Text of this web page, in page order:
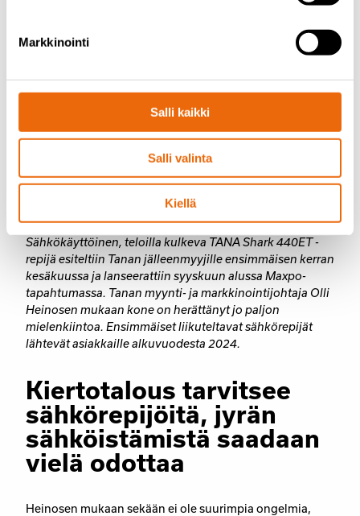
Markkinointi
Salli kaikki
Salli valinta
Kiellä
Sähkökäyttöinen, teloilla kulkeva TANA Shark 440ET -
repijä esiteltiin Tanan jälleenmyyjille ensimmäisen kerran
kesäkuussa ja lanseerattiin syyskuun alussa Maxpo-
tapahtumassa. Tanan myynti- ja markkinointijohtaja Olli
Heinosen mukaan kone on herättänyt jo paljon
mielenkiintoa. Ensimmäiset liikuteltavat sähkörepijät
lähtevät asiakkaille alkuvuodesta 2024.
Kiertotalous tarvitsee
sähkörepijöitä, jyrän
sähköistämistä saadaan
vielä odottaa
Heinosen mukaan sekään ei ole suurimpia ongelmia,